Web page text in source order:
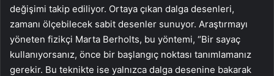
değişimi takip ediliyor. Ortaya çıkan dalga desenleri,
zamanı ölçebilecek sabit desenler sunuyor. Araştırmayı
yöneten fizikçi Marta Berholts, bu yöntemi, “Bir sayaç
kullanıyorsanız, önce bir başlangıç noktası tanımlamanız
gerekir. Bu teknikte ise yalnızca dalga desenine bakarak